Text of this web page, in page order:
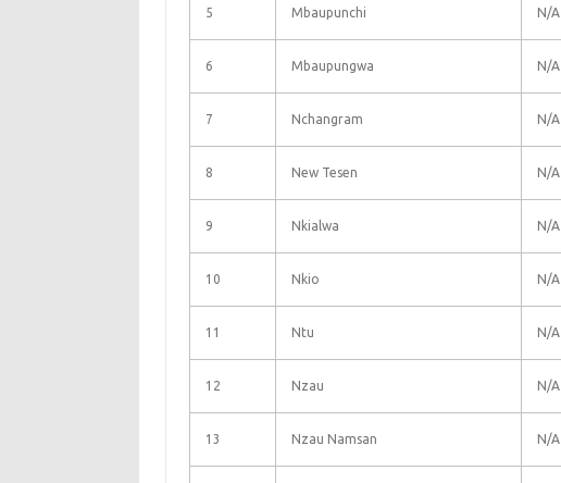
5 Mbaupunchi N/A
6 Mbaupungwa N/A
7 Nchangram N/A
8 New Tesen N/A
9 Nkialwa N/A
10 Nkio N/A
11 Ntu N/A
12 Nzau N/A
13 Nzau Namsan N/A